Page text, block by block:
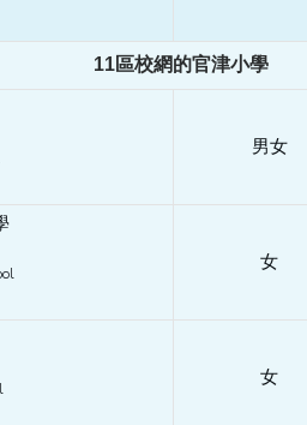
11區校網的官津小學
男女
女
女